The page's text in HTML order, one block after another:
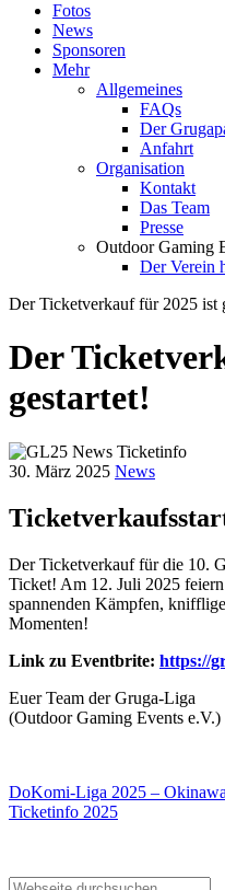
Fotos
News
Sponsoren
Mehr
Allgemeines
FAQs
Der
Anfahrt
Organisation
Kontakt
Das Team
Presse
Outdoor Gaming
Der Verein
Der Ticketverkauf für 2025 ist
Der
gestartet!
30. März 2025 News
Der Ticketverkauf für die 10.
Ticket! Am 12. Juli 2025
spannenden Kämpfen,
Momenten!
Link zu Eventbrite: https://
Euer Team der Gruga-Liga
(Outdoor Gaming Events e.V.)
DoKomi-Liga 2025 –
Ticketinfo 2025